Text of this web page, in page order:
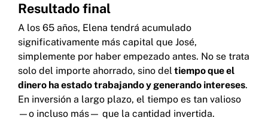
Resultado final
A los 65 años, Elena tendrá acumulado
significativamente más capital que José,
simplemente por haber empezado antes. No se trata
solo del importe ahorrado, sino del tiempo que el
dinero ha estado trabajando y generando intereses.
En inversión a largo plazo, el tiempo es tan valioso
—o incluso más— que la cantidad invertida.